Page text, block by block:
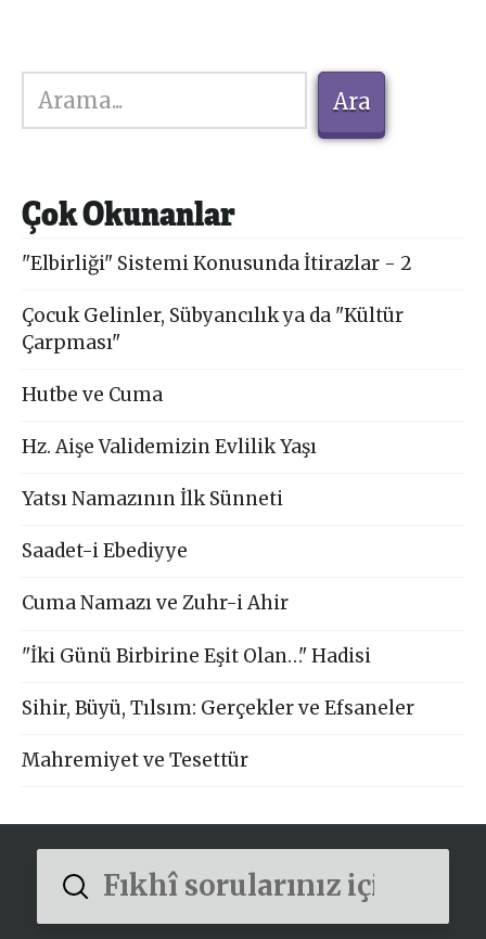
Ara
Ara
Çok Okunanlar
"Elbirliği" Sistemi Konusunda İtirazlar - 2
Çocuk Gelinler, Sübyancılık ya da "Kültür
Çarpması"
Hutbe ve Cuma
Hz. Aişe Validemizin Evlilik Yaşı
Yatsı Namazının İlk Sünneti
Saadet-i Ebediyye
Cuma Namazı ve Zuhr-i Ahir
"İki Günü Birbirine Eşit Olan…" Hadisi
Sihir, Büyü, Tılsım: Gerçekler ve Efsaneler
Mahremiyet ve Tesettür
Search
Submit